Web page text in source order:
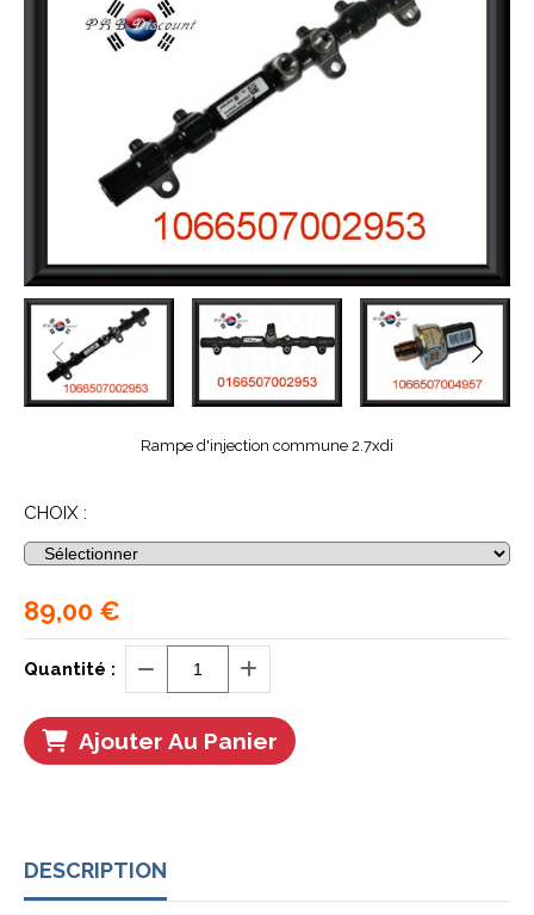
Rampe d'injection commune 2.7xdi
CHOIX :
89,00 €
Quantité :
Ajouter Au Panier
DESCRIPTION